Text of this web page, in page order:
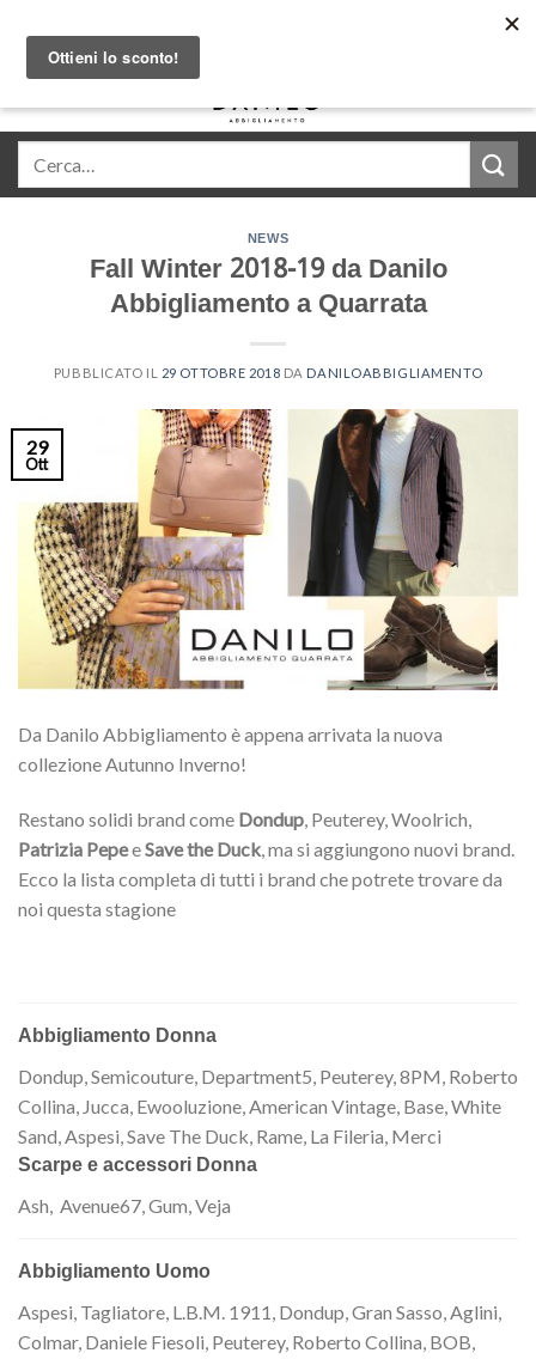
content
NEWS
Fall Winter 2018-19 da Danilo
Abbigliamento a Quarrata
PUBBLICATO IL 29 OTTOBRE 2018 DA DANILOABBIGLIAMENTO
29
Ott
Da Danilo Abbigliamento è appena arrivata la nuova
collezione Autunno Inverno!
Restano solidi brand come Dondup , Peuterey, Woolrich,
Patrizia PepeeSave the Duck , ma si aggiungono nuovi brand.
Ecco la lista completa di tutti i brand che potrete trovare da
noi questa stagione
Abbigliamento Donna
Dondup, Semicouture, Department5, Peuterey, 8PM, Roberto
Collina, Jucca, Ewooluzione, American Vintage, Base, White
Sand, Aspesi, Save The Duck, Rame, La Fileria, Merci
Scarpe e accessori Donna
Ash, Avenue67, Gum, Veja
Abbigliamento Uomo
Aspesi, Tagliatore, L.B.M. 1911, Dondup, Gran Sasso, Aglini,
Colmar, Daniele Fiesoli, Peuterey, Roberto Collina, BOB,